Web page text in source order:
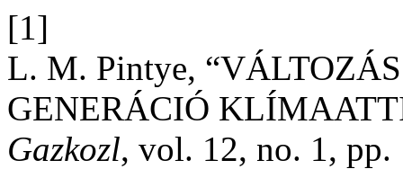
[1]
L. M. Pintye,
GENERÁCIÓ
Gazkozl, vol. 12, no. 1, pp.